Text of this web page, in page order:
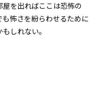
（連続殺人鬼）』
を出ればここは恐怖の
怖さを紛らわせるために
しれない。